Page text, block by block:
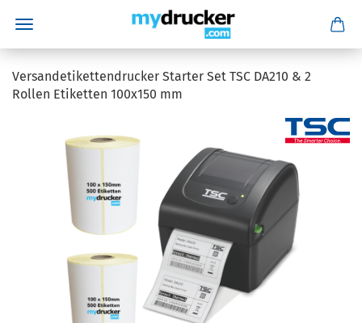
Versandetikettendrucker Starter Set TSC DA210 & 2
Rollen Etiketten 100x150 mm